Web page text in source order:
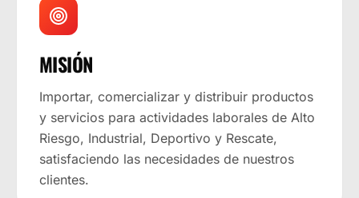
MISIÓN
Importar, comercializar y distribuir productos
y servicios para actividades laborales de Alto
Riesgo, Industrial, Deportivo y Rescate,
satisfaciendo las necesidades de nuestros
clientes.